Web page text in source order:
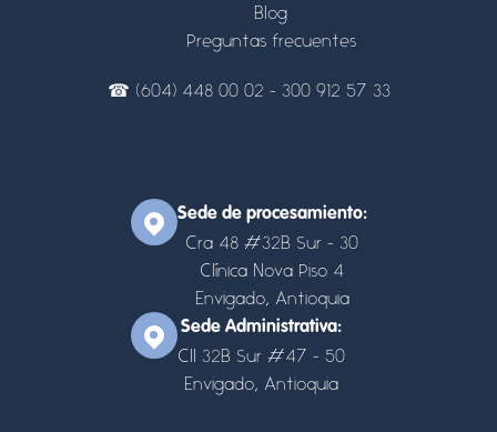
Blog
Preguntas frecuentes
☎ (604) 448 00 02 - 300 912 57 33
Sede de procesamiento:
Cra 48 #32B Sur - 30
Clínica Nova Piso 4
Envigado, Antioquia
Sede Administrativa:
Cll 32B Sur #47 - 50
Envigado, Antioquia